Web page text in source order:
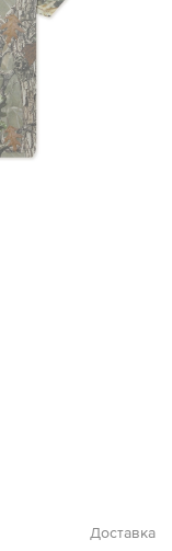
Доставка